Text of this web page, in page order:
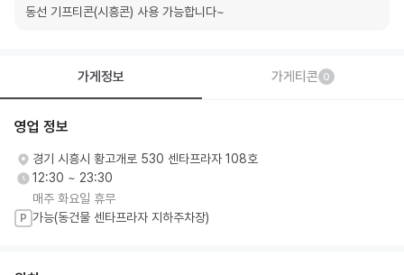
가게정보 가게티콘 0
영업 정보
경기 시흥시 황고개로 530 센타프라자 108호
12:30 ~ 23:30
매주 화요일 휴무
P 가능(동건물 센타프라자 지하주차장)